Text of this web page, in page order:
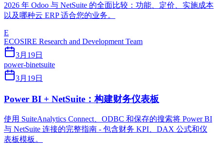
2026 年 Odoo 与 NetSuite 的全面比较：功能、定价、实施成本
以及哪种云 ERP 适合您的业务。
E
ECOSIRE Research and Development Team
3月19日
power-binetsuite
3月19日
Power BI + NetSuite：构建财务仪表板
使用 SuiteAnalytics Connect、ODBC 和保存的搜索将 Power BI
与 NetSuite 连接的完整指南 - 包含财务 KPI、DAX 公式和仪
表板模板。